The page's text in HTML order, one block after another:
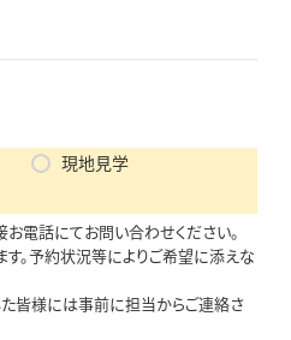
現地見学
電話にてお問い合わせください。
。予約状況等によりご希望に添えな
皆様には事前に担当からご連絡さ